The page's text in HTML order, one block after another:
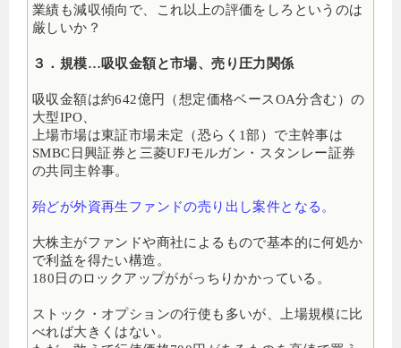
業績も減収傾向で、これ以上の評価をしろというのは
厳しいか？
３．規模…吸収金額と市場、売り圧力関係
吸収金額は約642億円（想定価格ベースOA分含む）の
大型IPO、
上場市場は東証市場未定（恐らく1部）で主幹事は
SMBC日興証券と三菱UFJモルガン・スタンレー証券
の共同主幹事。
殆どが外資再生ファンドの売り出し案件となる。
大株主がファンドや商社によるもので基本的に何処か
で利益を得たい構造。
180日のロックアップががっちりかかっている。
ストック・オプションの行使も多いが、上場規模に比
べれば大きくはない。